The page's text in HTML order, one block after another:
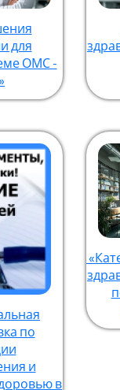
для
ОМС -
по
и
в